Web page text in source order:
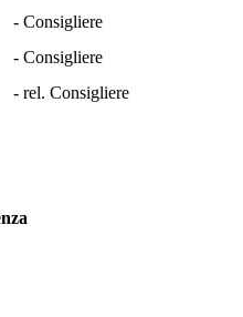
- Consigliere
- Consigliere
- rel. Consigliere